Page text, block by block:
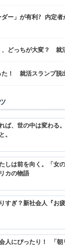
ダー」が有利? 内定
、どっちが大変？ 就
た！ 就活スランプ脱
ば、世の中は変わる
。
しは前を向く。「女
カの物語
すぎ？新社会人『お
人にぴったり！ 「朝